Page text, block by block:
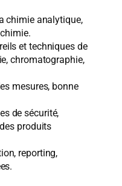
chimie analytique,
et techniques de
chromatographie,
mesures, bonne
de sécurité,
produits
reporting,